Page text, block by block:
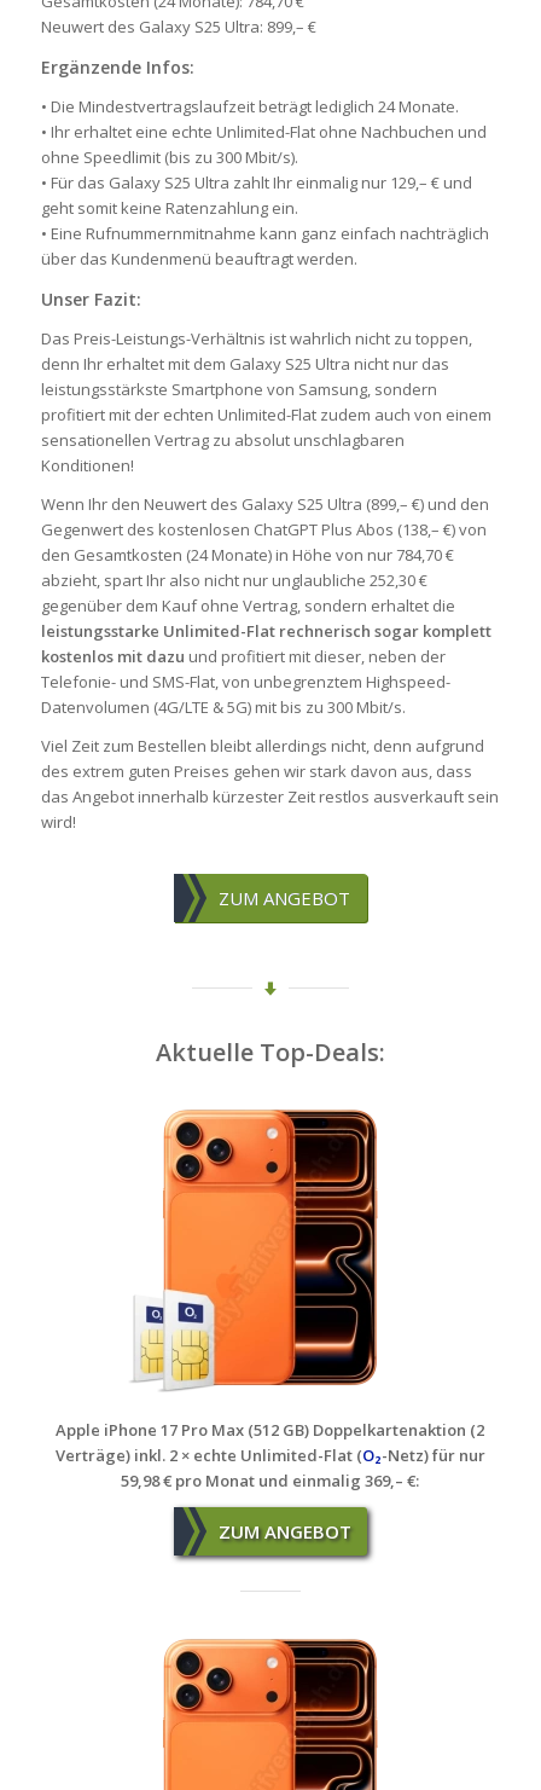
Neuwert des Galaxy S25 Ultra: 899,– €
Ergänzende Infos:
• Die Mindestvertragslaufzeit beträgt lediglich 24 Monate.
• Ihr erhaltet eine echte Unlimited-Flat ohne Nachbuchen und
ohne Speedlimit (bis zu 300 Mbit/s).
• Für das Galaxy S25 Ultra zahlt Ihr einmalig nur 129,– € und
geht somit keine Ratenzahlung ein.
• Eine Rufnummernmitnahme kann ganz einfach nachträglich
über das Kundenmenü beauftragt werden.
Unser Fazit:
Das Preis-Leistungs-Verhältnis ist wahrlich nicht zu toppen,
denn Ihr erhaltet mit dem Galaxy S25 Ultra nicht nur das
leistungsstärkste Smartphone von Samsung, sondern
profitiert mit der echten Unlimited-Flat zudem auch von einem
sensationellen Vertrag zu absolut unschlagbaren
Konditionen!
Wenn Ihr den Neuwert des Galaxy S25 Ultra (899,– €) und den
Gegenwert des kostenlosen ChatGPT Plus Abos (138,– €) von
den Gesamtkosten (24 Monate) in Höhe von nur 784,70 €
abzieht, spart Ihr also nicht nur unglaubliche 252,30 €
gegenüber dem Kauf ohne Vertrag, sondern erhaltet die
leistungsstarke Unlimited-Flat rechnerisch sogar komplett
kostenlos mit dazu und profitiert mit dieser, neben der
Telefonie- und SMS-Flat, von unbegrenztem Highspeed-
Datenvolumen (4G/LTE & 5G) mit bis zu 300 Mbit/s.
Viel Zeit zum Bestellen bleibt allerdings nicht, denn aufgrund
des extrem guten Preises gehen wir stark davon aus, dass
das Angebot innerhalb kürzester Zeit restlos ausverkauft sein
wird!
ZUM ANGEBOT
Aktuelle Top-Deals:
Apple iPhone 17 Pro Max (512 GB) Doppelkartenaktion (2
Verträge) inkl. 2 × echte Unlimited-Flat (O₂-Netz) für nur
59,98 € pro Monat und einmalig 369,– €:
ZUM ANGEBOT